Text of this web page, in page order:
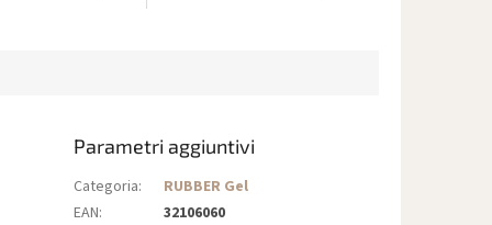
Parametri aggiuntivi
Categoria:
RUBBER Gel
EAN: 32106060